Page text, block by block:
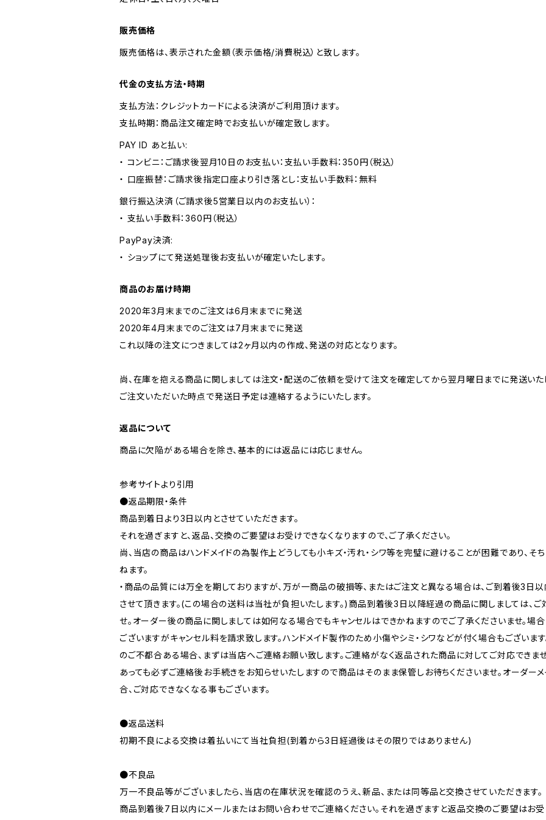
販売価格
販売価格は、表示された金額（表示価格/消費税込）と致します。
代金の支払方法・時期
支払方法：クレジットカードによる決済がご利用頂けます。
支払時期：商品注文確定時でお支払いが確定致します。
PAY ID あと払い:
・ コンビニ：ご請求後翌月10日のお支払い：支払い手数料：350円（税込）
・ 口座振替：ご請求後指定口座より引き落とし：支払い手数料：無料
銀行振込決済（ご請求後5営業日以内のお支払い）：
・ 支払い手数料：360円（税込）
PayPay決済:
・ ショップにて発送処理後お支払いが確定いたします。
商品のお届け時期
2020年3月末までのご注文は6月末までに発送
2020年4月末までのご注文は7月末までに発送
これ以降の注文につきましては2ヶ月以内の作成、発送の対応となります。
尚、在庫を抱える商品に関しましては注文・配送のご依頼を受けて注文を確定してから翌月曜日までに発送いた
ご注文いただいた時点で発送日予定は連絡するようにいたします。
返品について
商品に欠陥がある場合を除き、基本的には返品には応じません。
参考サイトより引用
●返品期限・条件
商品到着日より3日以内とさせていただきます。
それを過ぎますと、返品、交換のご要望はお受けできなくなりますので、ご了承ください。
尚、当店の商品はハンドメイドの為製作上どうしても小キズ・汚れ・シワ等を完璧に避けることが困難であり、
ねます。
・商品の品質には万全を期しておりますが、万が一商品の破損等、またはご注文と異なる場合は、ご到着後3日
させて頂きます。(この場合の送料は当社が負担いたします。)商品到着後3日以降経過の商品に関しましては、
せ。オーダー後の商品に関しましては如何なる場合でもキャンセルはできかねますのでご了承くださいませ。場
ございますがキャンセル料を請求致します。ハンドメイド製作のため小傷やシミ・シワなどが付く場合もございま
のご不都合ある場合、まずは当店へご連絡お願い致します。ご連絡がなく返品された商品に対してご対応できま
あっても必ずご連絡後お手続きをお知らせいたしますので商品はそのまま保管しお待ちくださいませ。オーダー
合、ご対応できなくなる事もございます。
●返品送料
初期不良による交換は着払いにて当社負担(到着から3日経過後はその限りではありません)
●不良品
万一不良品等がございましたら、当店の在庫状況を確認のうえ、新品、または同等品と交換させていただきます。
商品到着後7日以内にメールまたはお問い合わせでご連絡ください。それを過ぎますと返品交換のご要望はお受